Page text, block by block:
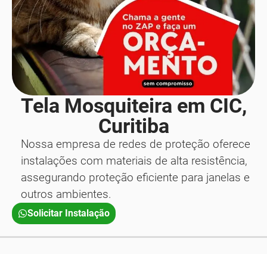
Tela Mosquiteira em CIC,
Curitiba
Nossa empresa de redes de proteção oferece
instalações com materiais de alta resistência,
assegurando proteção eficiente para janelas e
outros ambientes.
Solicitar Instalação